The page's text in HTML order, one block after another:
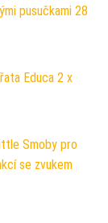
pusučkami 28
Educa 2 x
Smoby pro
se zvukem